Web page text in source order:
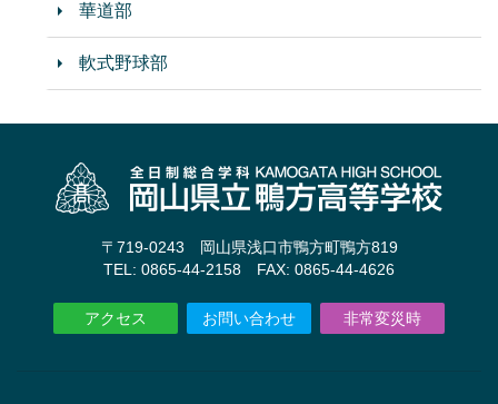
華道部
軟式野球部
〒719-0243 岡山県浅口市鴨方町鴨方819
TEL: 0865-44-2158 FAX: 0865-44-4626
アクセス お問い合わせ 非常変災時